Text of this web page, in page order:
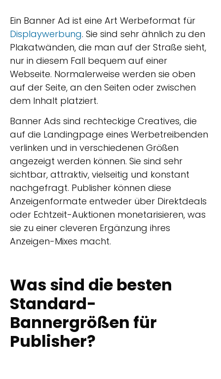
Ein Banner Ad ist eine Art Werbeformat für
Displaywerbung. Sie sind sehr ähnlich zu den
Plakatwänden, die man auf der Straße sieht,
nur in diesem Fall bequem auf einer
Webseite. Normalerweise werden sie oben
auf der Seite, an den Seiten oder zwischen
dem Inhalt platziert.
Banner Ads sind rechteckige Creatives, die
auf die Landingpage eines Werbetreibenden
verlinken und in verschiedenen Größen
angezeigt werden können. Sie sind sehr
sichtbar, attraktiv, vielseitig und konstant
nachgefragt. Publisher können diese
Anzeigenformate entweder über Direktdeals
oder Echtzeit-Auktionen monetarisieren, was
sie zu einer cleveren Ergänzung ihres
Anzeigen-Mixes macht.
Was sind die besten
Standard-
Bannergrößen für
Publisher?